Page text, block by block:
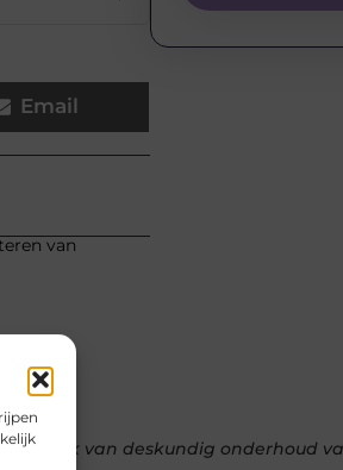
Email
van
van deskundig onderhoud